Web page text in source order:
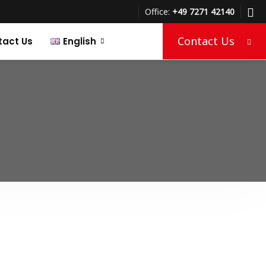
Office: +49 7271 42140
Us English Contact Us